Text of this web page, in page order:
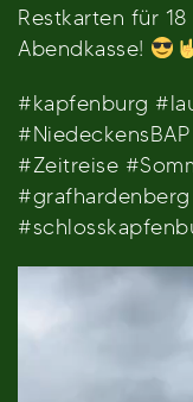
Restkarten für
Abendkasse!
#kapfenburg
#Zeitreise